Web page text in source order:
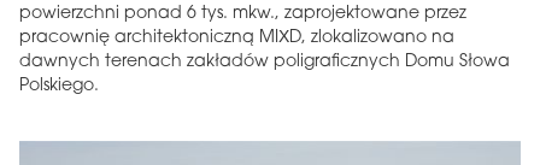
powierzchni ponad 6 tys. mkw., zaprojektowane przez
pracownię architektoniczną MIXD, zlokalizowano na
dawnych terenach zakładów poligraficznych Domu Słowa
Polskiego.